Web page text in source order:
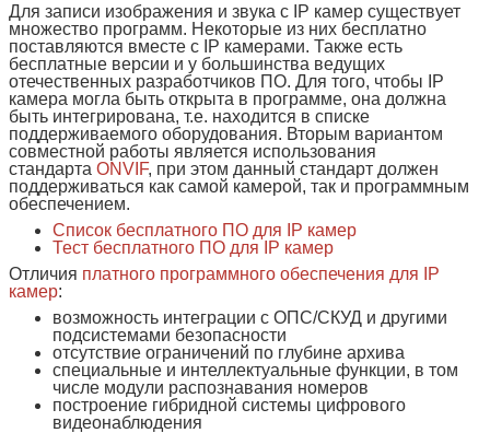
Для записи изображения и звука с IP камер существует
множество программ. Некоторые из них бесплатно
поставляются вместе с IP камерами. Также есть
бесплатные версии и у большинства ведущих
отечественных разработчиков ПО. Для того, чтобы IP
камера могла быть открыта в программе, она должна
быть интегрирована, т.е. находится в списке
поддерживаемого оборудования. Вторым вариантом
совместной работы является использования
стандарта ONVIF, при этом данный стандарт должен
поддерживаться как самой камерой, так и программным
обеспечением.
Список бесплатного ПО для IP камер
Тест бесплатного ПО для IP камер
Отличия платного программного обеспечения для IP
камер:
возможность интеграции с ОПС/СКУД и другими
подсистемами безопасности
отсутствие ограничений по глубине архива
специальные и интеллектуальные функции, в том
числе модули распознавания номеров
построение гибридной системы цифрового
видеонаблюдения